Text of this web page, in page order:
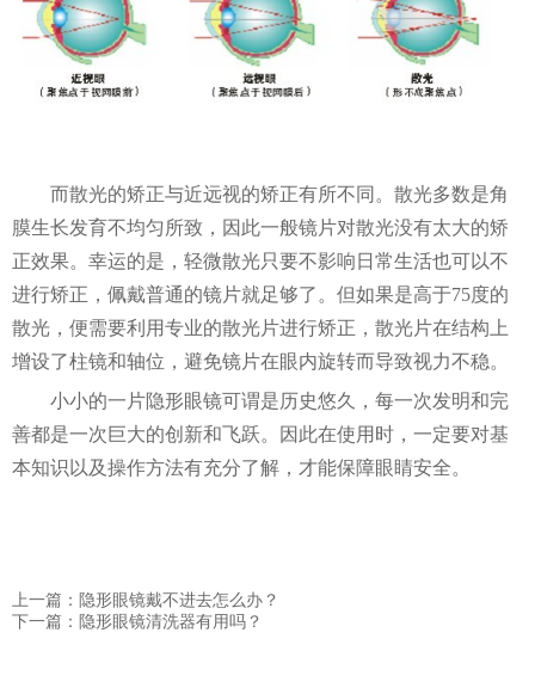
而散光的矫正与近远视的矫正有所不同。散光多数是角
膜生长发育不均匀所致，因此一般镜片对散光没有太大的矫
正效果。幸运的是，轻微散光只要不影响日常生活也可以不
进行矫正，佩戴普通的镜片就足够了。但如果是高于75度的
散光，便需要利用专业的散光片进行矫正，散光片在结构上
增设了柱镜和轴位，避免镜片在眼内旋转而导致视力不稳。
小小的一片隐形眼镜可谓是历史悠久，每一次发明和完
善都是一次巨大的创新和飞跃。因此在使用时，一定要对基
本知识以及操作方法有充分了解，才能保障眼睛安全。
上一篇：隐形眼镜戴不进去怎么办？
下一篇：隐形眼镜清洗器有用吗？